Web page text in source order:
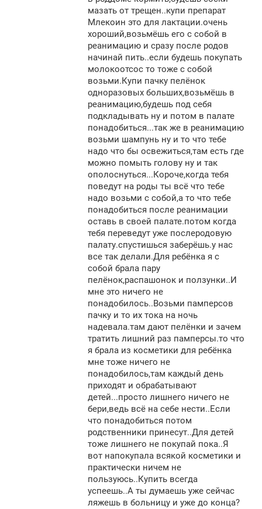
мазать от трещен..купи препарат
Млекоин это для лактации.очень
хороший,возьмёшь его с собой в
реанимацию и сразу после родов
начинай пить..если будешь покупать
молокоотсос то тоже с собой
возьми.Купи пачку пелёнок
одноразовых больших,возьмёшь в
реанимацию,будешь под себя
подкладывать ну и потом в палате
понадобиться...так же в реанимацию
возьми шампунь ну и то что тебе
надо что бы освежиться,там есть где
можно помыть голову ну и так
ополоснуться...Короче,когда тебя
поведут на роды ты всё что тебе
надо возьми с собой,а то что тебе
понадобиться после реанимации
оставь в своей палате.потом когда
тебя переведут уже послеродовую
палату.спустишься заберёшь.у нас
все так делали.Для ребёнка я с
собой брала пару
пелёнок,распашонок и ползунки..И
мне это ничего не
понадобилось..Возьми памперсов
пачку и то их тока на ночь
надевала.там дают пелёнки и зачем
тратить лишний раз памперсы.то что
я брала из косметики для ребёнка
мне тоже ничего не
понадобилось,там каждый день
приходят и обрабатывают
детей...просто лишнего ничего не
бери,ведь всё на себе нести..Если
что понадобиться потом
родственники принесут..Для детей
тоже лишнего не покупай пока..Я
вот напокупала всякой косметики и
практически ничем не
пользуюсь..Купить всегда
успеешь..А ты думаешь уже сейчас
ляжешь в больницу и уже до конца?